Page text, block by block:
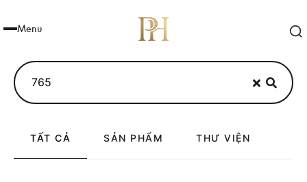
Menu
TẤT CẢ SẢN PHẨM THƯ VIỆN